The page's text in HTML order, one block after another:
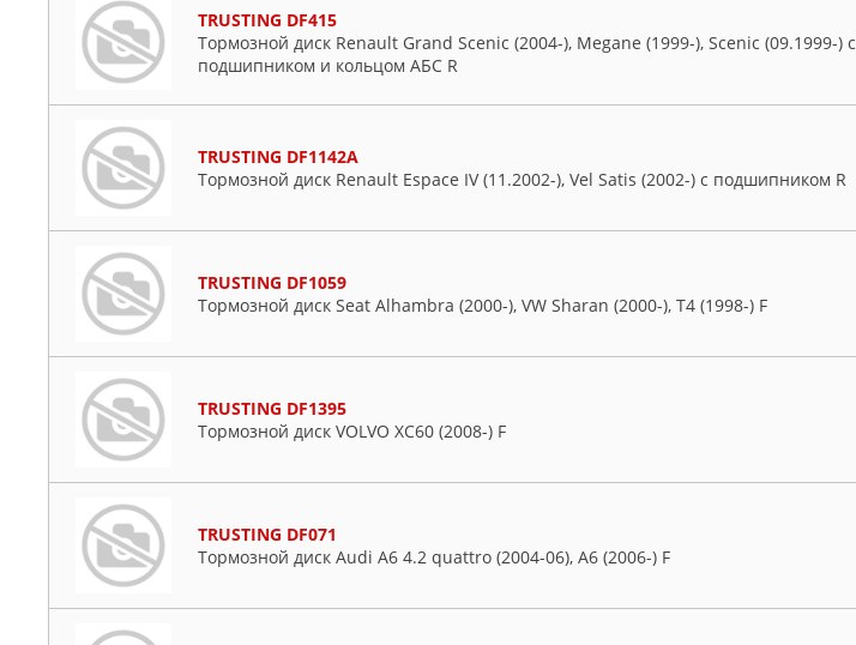
TRUSTING DF415
Тормозной диск Renault Grand Scenic (2004-), Megane (1999-), Scenic (09.1999-) с
подшипником и кольцом АБС R
TRUSTING DF1142A
Тормозной диск Renault Espace IV (11.2002-), Vel Satis (2002-) с подшипником R
TRUSTING DF1059
Тормозной диск Seat Alhambra (2000-), VW Sharan (2000-), T4 (1998-) F
TRUSTING DF1395
Тормозной диск VOLVO XC60 (2008-) F
TRUSTING DF071
Тормозной диск Audi A6 4.2 quattro (2004-06), A6 (2006-) F